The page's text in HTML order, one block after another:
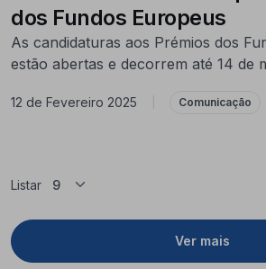
dos Fundos Europeus
As candidaturas aos Prémios dos
estão abertas e decorrem até 14 de
12 de Fevereiro 2025 Comunicação
Listar
Ver mais